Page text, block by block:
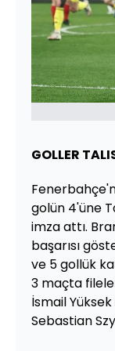
GOLLER
golün 4'üne
imza attı.
başarısı
ve 5 gollük
3 maçta
İsmail
Sebastian